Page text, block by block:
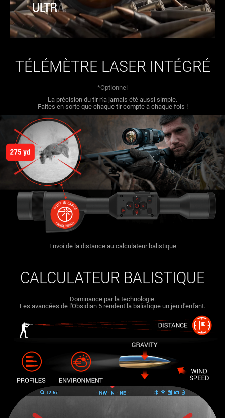
TÉLÉMÈTRE LASER INTÉGRÉ
*Optionnel
La précision du tir n'a jamais été aussi simple.
Faites en sorte que chaque tir compte à chaque fois !
Envoi de la distance au calculateur balistique
CALCULATEUR BALISTIQUE
Dominance par la technologie.
Les avancées de l'Obsidian 5 rendent la balistique un jeu d'enfant.